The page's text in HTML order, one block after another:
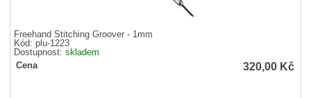
Freehand Stitching Groover - 1mm
Kód: plu-1223
Dostupnost:skladem
Cena
320,00 Kč